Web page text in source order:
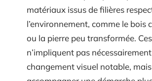
matériaux issus de filières
l’environnement, comme le bois
ou la pierre peu transformée.
n’impliquent pas
changement visuel notable,